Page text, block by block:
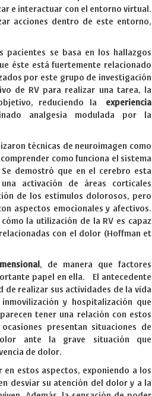
e interactuar con el entorno virtual.
acciones dentro de este entorno,
se basa en los hallazgos
éste está fuertemente relacionado
por este grupo de investigación
de RV para realizar una tarea, la
reduciendo la experiencia
analgesia modulada por la
técnicas de neuroimagen como
como funciona el sistema
demostró que en el cerebro esta
activación de áreas corticales
de los estímulos dolorosos, pero
aspectos emocionales y afectivos.
la utilización de la RV es capaz
con el dolor (Hoffman et
, de manera que factores
papel en ella. El antecedente
realizar sus actividades de la vida
y hospitalización que
tener una relación con estos
presentan situaciones de
ante la grave situación que
de dolor.
en estos aspectos, exponiendo a los
desviar su atención del dolor y a la